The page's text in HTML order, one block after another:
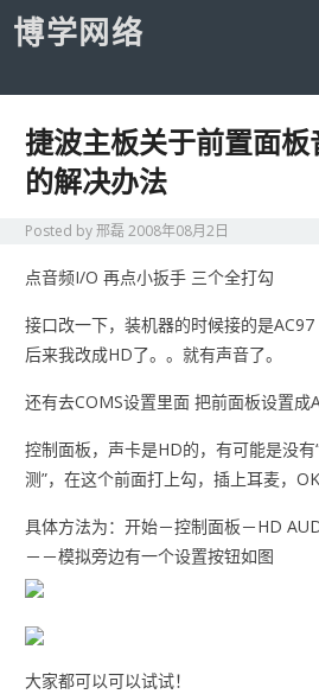
博学网络
捷波主板关于前置面
的解决办法
Posted by邢磊2008年08月2日
点音频I/O 再点小扳手 三个全打勾
接口改一下，装机器的时候接的是AC97
后来我改成HD了。。就有声音了。
还有去COMS设置里面 把前面板设置成
控制面板，声卡是HD的，有可能是没
测”，在这个前面打上勾，插上耳麦，OK
具体方法为：开始－控制面板－HD
－－模拟旁边有一个设置按钮如图
大家都可以可以试试！